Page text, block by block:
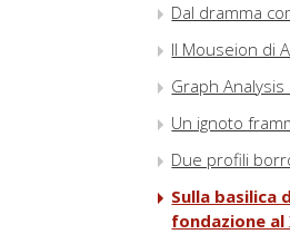
Dal dramma
Il Mouseion di
Graph
Un ignoto
Due profili
Sulla basilica
fondazione al